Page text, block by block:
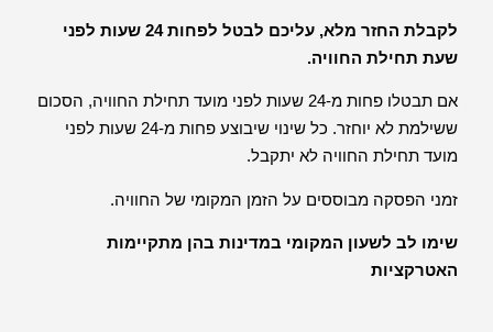
לקבלת החזר מלא, עליכם לבטל לפחות 24 שעות לפני
שעת תחילת החוויה.
אם תבטלו פחות מ-24 שעות לפני מועד תחילת החוויה, הסכום
ששילמת לא יוחזר. כל שינוי שיבוצע פחות מ-24 שעות לפני
מועד תחילת החוויה לא יתקבל.
זמני הפסקה מבוססים על הזמן המקומי של החוויה.
שימו לב לשעון המקומי במדינות בהן מתקיימות
האטרקציות